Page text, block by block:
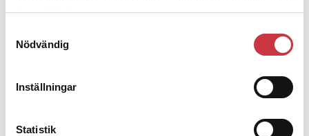
deras tjänster.
Nödvändig
Inställningar
Statistik